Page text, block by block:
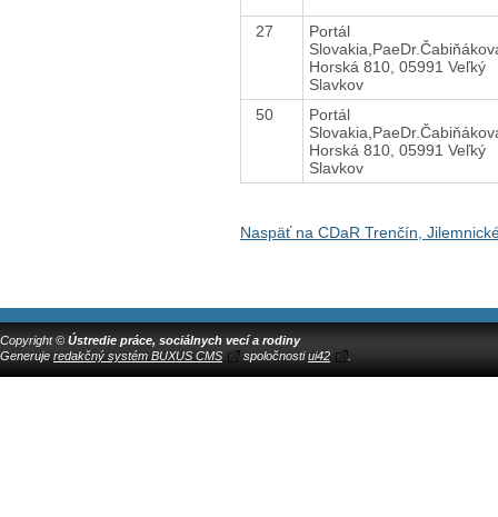
27
Portál
Horská 810, 05991 Veľký
Slavkov
50
Portál
Horská 810, 05991 Veľký
Slavkov
Naspäť na CDaR Trenčín,
Copyright © Ústredie práce, sociálnych vecí a rodiny
Generuje redakčný systém BUXUS CMS spoločnostiui42